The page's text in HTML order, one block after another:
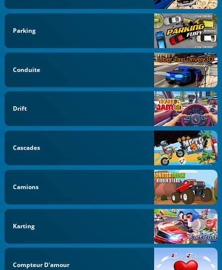
Parking
Conduite
Drift
Cascades
Camions
Karting
Compteur D'amour